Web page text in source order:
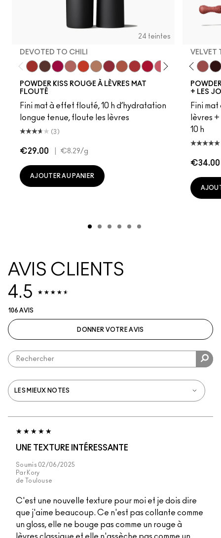
24 teintes
DEVOTED TO CHILI
Teddy 2.0
My Best Life
Off The Market
Dubonnet Buzz
POWDER KISS ROUGE À LÈVRES MAT
FLOUTÉ
Fini mat à effet flouté, 10 h d’hydratation
longue tenue, floute les lèvres
(3)
€29.00 €8.29/g
AJOUTER AU PANIER
VELVET
+ LES
Fini
lèvres
10 h
€34.00
AVIS CLIENTS
4.5
106 AVIS
DONNER VOTRE AVIS
UNE TEXTURE INTÉRESSANTE
Soumis 02/06/2025
Par Kory
de
Toulouse
C'est une nouvelle texture pour moi et je dois dire
que j'aime beaucoup. Ce n'est pas collante comme
un gloss, elle ne bouge pas comme un rouge à